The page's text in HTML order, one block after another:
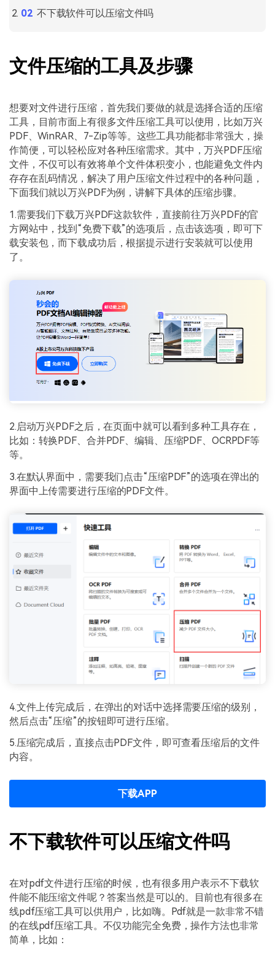
PDF文件创建
PDF OCR
不下载软件可以压缩文件吗
文件压缩的工具及步骤
想要对文件进行压缩，首先我们要做的就是选择合适的压缩
工具，目前市面上有很多文件压缩工具可以使用，比如万兴
PDF、WinRAR、7-Zip等等。这些工具功能都非常强大，操
作简便，可以轻松应对各种压缩需求。其中，万兴PDF压缩
文件，不仅可以有效将单个文件体积变小，也能避免文件内
存存在乱码情况，解决了用户压缩文件过程中的各种问题，
下面我们就以万兴PDF为例，讲解下具体的压缩步骤。
1.需要我们下载万兴PDF这款软件，直接前往万兴PDF的官
方网站中，找到“免费下载”的选项后，点击该选项，即可下
载安装包，而下载成功后，根据提示进行安装就可以使用
了。
2.启动万兴PDF之后，在页面中就可以看到多种工具存在，
比如：转换PDF、合并PDF、编辑、压缩PDF、OCRPDF等
等。
3.在默认界面中，需要我们点击“压缩PDF”的选项在弹出的
界面中上传需要进行压缩的PDF文件。
4.文件上传完成后，在弹出的对话中选择需要压缩的级别，
然后点击“压缩”的按钮即可进行压缩。
5.压缩完成后，直接点击PDF文件，即可查看压缩后的文件
内容。
下载APP
不下载软件可以压缩文件吗
在对pdf文件进行压缩的时候，也有很多用户表示不下载软
件能不能压缩文件呢？答案当然是可以的。目前也有很多在
线pdf压缩工具可以供用户，比如嗨。Pdf就是一款非常不错
的在线pdf压缩工具。不仅功能完全免费，操作方法也非常
简单，比如：